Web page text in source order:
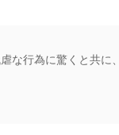
行為に驚くと共に